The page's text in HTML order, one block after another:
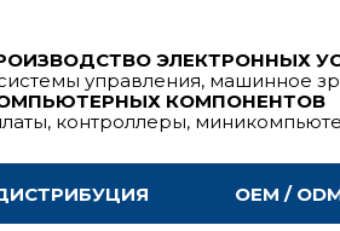
ЭЛЕКТРОННЫХ
управления, машинное
КОМПОНЕНТОВ
контроллеры,
OEM /